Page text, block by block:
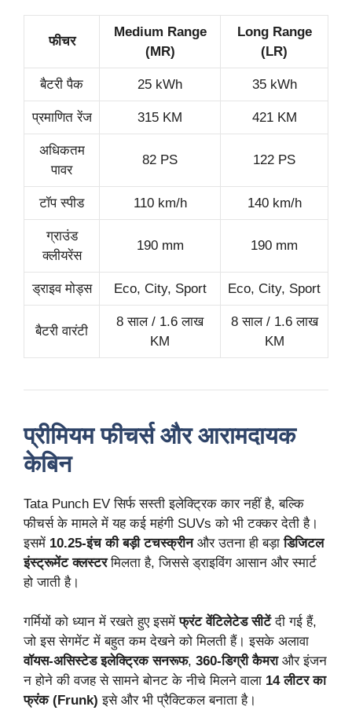
फीचर
Medium Range
(MR)
Long Range
(LR)
बैटरी पैक 25 kWh 35 kWh
प्रमाणित रेंज 315 KM 421 KM
अधिकतम
पावर
82 PS 122 PS
टॉप स्पीड 110 km/h 140 km/h
ग्राउंड
क्लीयरेंस
190 mm 190 mm
ड्राइव मोड्स Eco, City, Sport Eco, City, Sport
बैटरी वारंटी
8 साल / 1.6 लाख
KM
8 साल / 1.6 लाख
KM
प्रीमियम फीचर्स और आरामदायक
केबिन
Tata Punch EV सिर्फ सस्ती इलेक्ट्रिक कार नहीं है, बल्कि
फीचर्स के मामले में यह कई महंगी SUVs को भी टक्कर देती है।
इसमें 10.25-इंच की बड़ी टचस्क्रीनऔर उतना ही बड़ाडिजिटल
इंस्ट्रूमेंट क्लस्टरमिलता है, जिससे ड्राइविंग आसान और स्मार्ट
हो जाती है।
गर्मियों को ध्यान में रखते हुए इसमेंफ्रंट वेंटिलेटेड सीटेंदी गई हैं,
जो इस सेगमेंट में बहुत कम देखने को मिलती हैं। इसके अलावा
वॉयस-असिस्टेड इलेक्ट्रिक सनरूफ, 360-डिग्री कैमराऔर इंजन
न होने की वजह से सामने बोनट के नीचे मिलने वाला 14 लीटर का
फ्रंक (Frunk) इसे और भी प्रैक्टिकल बनाता है।